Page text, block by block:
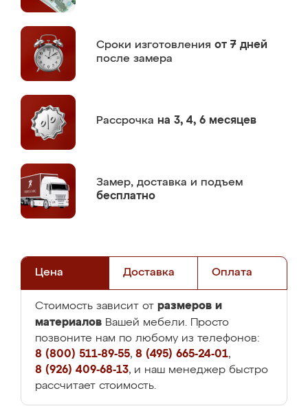
Сроки изготовления от 7 дней
после замера
Рассрочка на 3, 4, 6 месяцев
Замер, доставка и подъем
бесплатно
Цена Доставка Оплата
Стоимость зависит от размеров и
материалов Вашей мебели. Просто
позвоните нам по любому из телефонов:
8 (800) 511-89-55, 8 (495) 665-24-01,
8 (926) 409-68-13, и наш менеджер быстро
рассчитает стоимость.